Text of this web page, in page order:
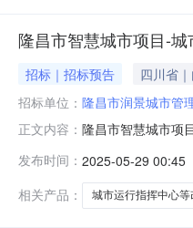
隆昌市智慧城市项目-
招标｜招标预告 四川省
招标单位： 隆昌市润景城市管
正文内容： 隆昌市智慧城市项
机构（如有）万锦
发布时间： 2025-05-29 00:45
相关产品：
城市运行指挥中心等